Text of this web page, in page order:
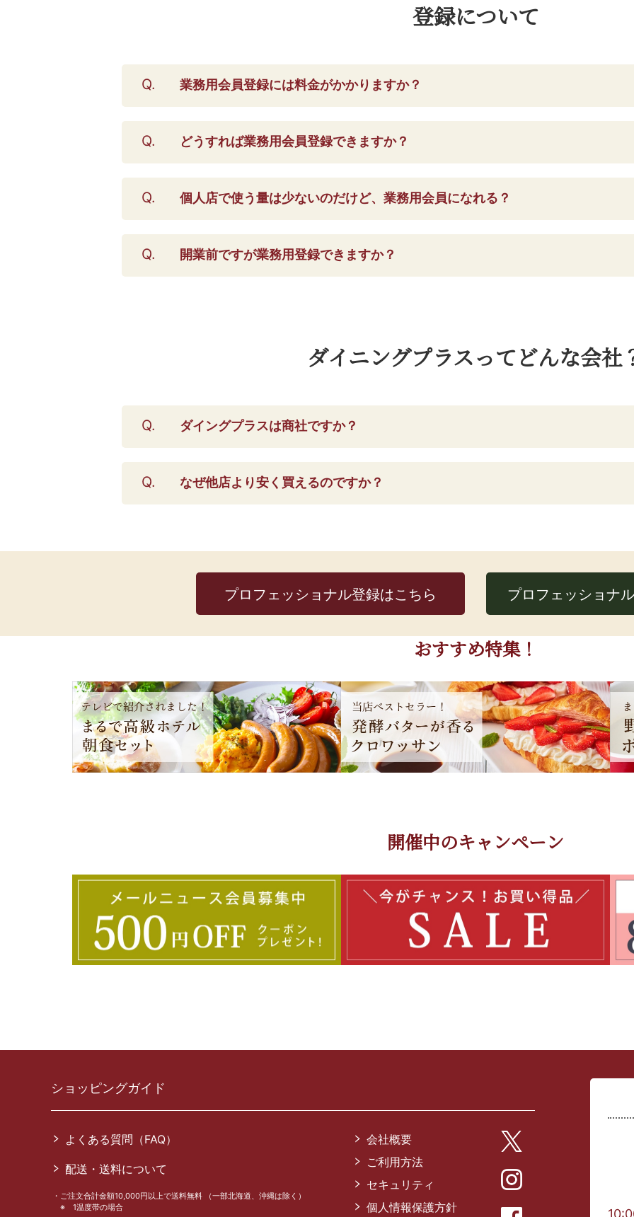
登録について
業務用会員登録には料金がかかりますか？
どうすれば業務用会員登録できますか？
個人店で使う量は少ないのだけど、業務用会員になれる？
開業前ですが業務用登録できますか？
ダイニングプラスってどんな会社
ダイングプラスは商社ですか？
なぜ他店より安く買えるのですか？
プロフェッショナル登録はこちら プロフェッショナル
おすすめ特集！
開催中のキャンペーン
ショッピングガイド
よくある質問（FAQ）
配送・送料について
ご注文合計金額10,000円以上で送料無料 （一部北海道、沖縄は除く）
※ 1温度帯の場合
会社概要
ご利用方法
セキュリティ
個人情報保護方針